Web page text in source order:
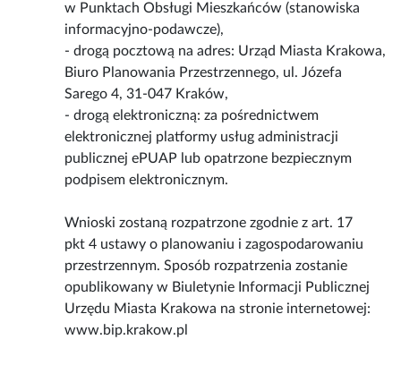
w Punktach Obsługi Mieszkańców (stanowiska
informacyjno-podawcze),
- drogą pocztową na adres: Urząd Miasta Krakowa,
Biuro Planowania Przestrzennego, ul. Józefa
Sarego 4, 31-047 Kraków,
- drogą elektroniczną: za pośrednictwem
elektronicznej platformy usług administracji
publicznej ePUAP lub opatrzone bezpiecznym
podpisem elektronicznym.
Wnioski zostaną rozpatrzone zgodnie z art. 17
pkt 4 ustawy o planowaniu i zagospodarowaniu
przestrzennym. Sposób rozpatrzenia zostanie
opublikowany w Biuletynie Informacji Publicznej
Urzędu Miasta Krakowa na stronie internetowej:
www.bip.krakow.pl